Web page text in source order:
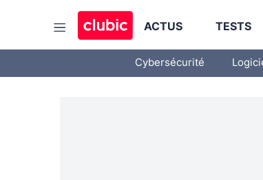
ACTUS TESTS
Cybersécurité